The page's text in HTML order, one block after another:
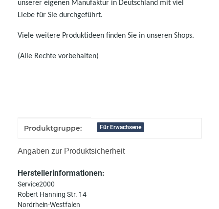
unserer eigenen Manufaktur in Deutschland mit viel
Liebe für Sie durchgeführt.
Viele weitere Produktideen finden Sie in unseren Shops.
(Alle Rechte vorbehalten)
Produkteigenschaft
Wert
Produktgruppe: Für Erwachsene
Angaben zur Produktsicherheit
Herstellerinformationen:
Service2000
Robert Hanning Str. 14
Nordrhein-Westfalen